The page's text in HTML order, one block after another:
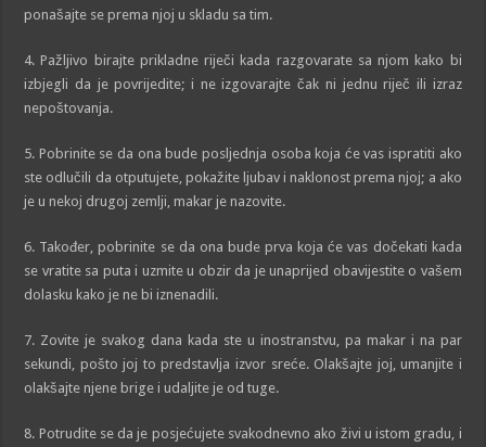
ponašajte se prema njoj u skladu sa tim.
4. Pažljivo birajte prikladne riječi kada razgovarate sa njom kako bi
izbjegli da je povrijedite; i ne izgovarajte čak ni jednu riječ ili izraz
nepoštovanja.
5. Pobrinite se da ona bude posljednja osoba koja će vas ispratiti ako
ste odlučili da otputujete, pokažite ljubav i naklonost prema njoj; a ako
je u nekoj drugoj zemlji, makar je nazovite.
6. Također, pobrinite se da ona bude prva koja će vas dočekati kada
se vratite sa puta i uzmite u obzir da je unaprijed obavijestite o vašem
dolasku kako je ne bi iznenadili.
7. Zovite je svakog dana kada ste u inostranstvu, pa makar i na par
sekundi, pošto joj to predstavlja izvor sreće. Olakšajte joj, umanjite i
olakšajte njene brige i udaljite je od tuge.
8. Potrudite se da je posjećujete svakodnevno ako živi u istom gradu, i